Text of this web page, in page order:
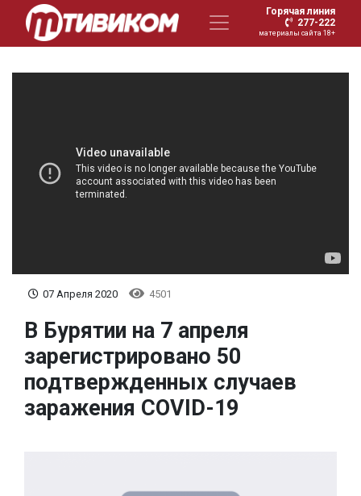
Горячая линия
277-222
материалы сайта 18+
07 Апреля 2020 4501
В Бурятии на 7 апреля
зарегистрировано 50
подтвержденных случаев
заражения COVID-19